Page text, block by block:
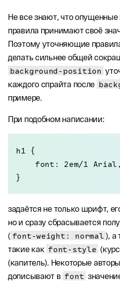
Не все знают, что
правила принимают своё
Поэтому уточняющие
делать сильнее общей
background-position
каждого спрайта после
примере.
При подобном написании:
h1 {
font: 2em/1
}
задаётся не только шрифт,
но и сразу сбрасывается
( font-weight: normal ), а
такие как font-style
(капитель). Некоторые
дописывают в font